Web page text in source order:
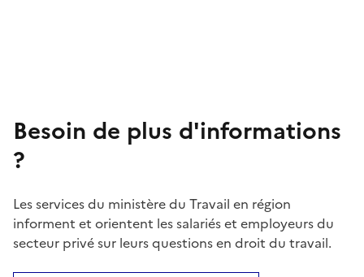
Besoin de plus d'informations
?
Les services du ministère du Travail en région
informent et orientent les salariés et employeurs du
secteur privé sur leurs questions en droit du travail.